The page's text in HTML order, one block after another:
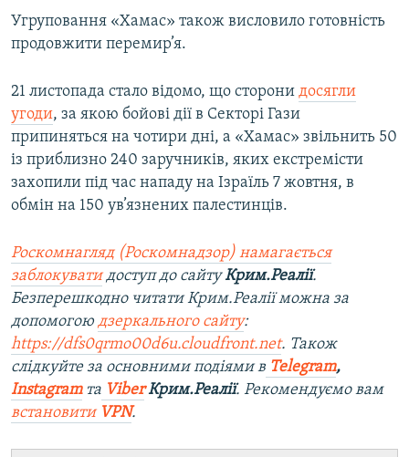
Угруповання «Хамас» також висловило готовність
продовжити перемир’я.
21 листопада стало відомо, що сторони досягли
угоди, за якою бойові дії в Секторі Гази
припиняться на чотири дні, а «Хамас» звільнить 50
із приблизно 240 заручників, яких екстремісти
захопили під час нападу на Ізраїль 7 жовтня, в
обмін на 150 ув’язнених палестинців.
Роскомнагляд (Роскомнадзор) намагається
заблокуватидоступ до сайтуКрим.Реалії.
Безперешкодно читати Крим.Реалії можна за
допомогою дзеркального сайту:
https://dfs0qrmo00d6u.cloudfront.net. Також
слідкуйте за основними подіями в Telegram,
Instagramта ViberКрим.Реалії. Рекомендуємо вам
встановити VPN.